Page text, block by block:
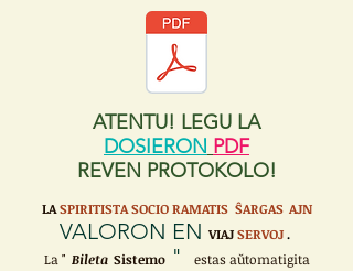
ATENTU! LEGU LA
DOSIERON PDF
REVEN PROTOKOLO!
LA SPIRITISTA SOCIO RAMATIS ŜARGAS AJN
VALORON EN VIAJSERVOJ.
La " Bileta Sistemo"
estas aŭtomatigita